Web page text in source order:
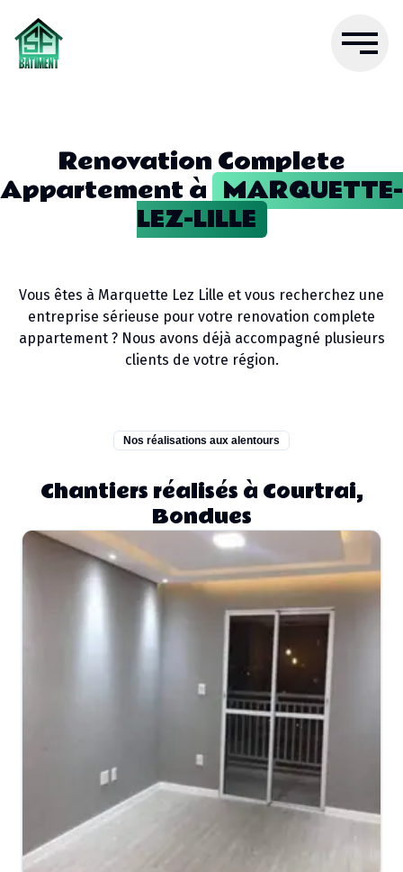
Renovation Complete
Appartementà MARQUETTE-
LEZ-LILLE
Vous êtes à Marquette Lez Lille et vous recherchez une
entreprise sérieuse pour votre renovation complete
appartement? Nous avons déjà accompagné plusieurs
clients de votre région.
Nos réalisations aux alentours
Chantiers réalisés à Courtrai,
Bondues